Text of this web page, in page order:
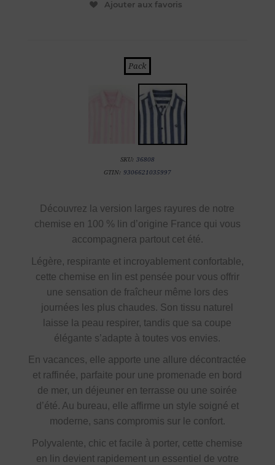
Ajouter aux favoris
Pack
SKU: 36808
GTIN: 9306621035997
Découvrez la version larges rayures de notre
chemise en 100 % lin d’origine France qui vous
accompagnera partout cet été.
Légère, respirante et incroyablement confortable,
cette chemise en lin est pensée pour vous offrir
une sensation de fraîcheur même lors des
journées les plus chaudes. Son tissu naturel
laisse la peau respirer, tandis que sa coupe
élégante s’adapte à toutes vos envies.
En vacances, elle apporte une allure décontractée
et raffinée, parfaite pour une promenade en bord
de mer, un déjeuner en terrasse ou une soirée
d’été. Au bureau, elle affirme un style soigné et
moderne, sans compromis sur le confort.
Polyvalente, chic et facile à porter, cette chemise
en lin devient rapidement un essentiel de votre